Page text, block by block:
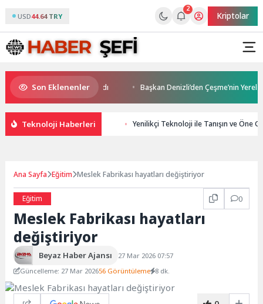
USD44.64 TRY
2
Kriptolar
Son Eklenenler
çalışmaları başladı Başkan Denizli’den Çeşme’nin Yerel
Teknoloji Haberleri Yenilikçi Teknoloji ile Tanışın ve Öne
Ana Sayfa Eğitim Meslek Fabrikası hayatları değiştiriyor
Eğitim 0
Meslek Fabrikası hayatları
değiştiriyor
Beyaz Haber Ajansı
27 Mar 2026 07:57
Güncelleme: 27 Mar 202656 Görüntüleme 8 dk.